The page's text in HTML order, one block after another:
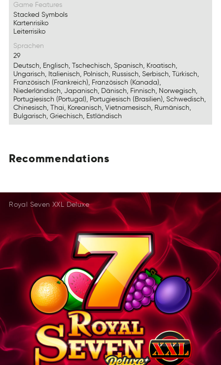
Game Features
Stacked Symbols
Kartenrisiko
Leiterrisiko
Sprachen
29
Deutsch, Englisch, Tschechisch, Spanisch, Kroatisch,
Ungarisch, Italienisch, Polnisch, Russisch, Serbisch, Türkisch,
Französisch (Frankreich), Französisch (Kanada),
Niederländisch, Japanisch, Dänisch, Finnisch, Norwegisch,
Portugiesisch (Portugal), Portugiesisch (Brasilien), Schwedisch,
Chinesisch, Thai, Koreanisch, Vietnamesisch, Rumänisch,
Bulgarisch, Griechisch, Estländisch
Recommendations
Readcmneintooms
MmcoonestRadien
NeeidmstmaRonco
Royal Seven XXL Deluxe